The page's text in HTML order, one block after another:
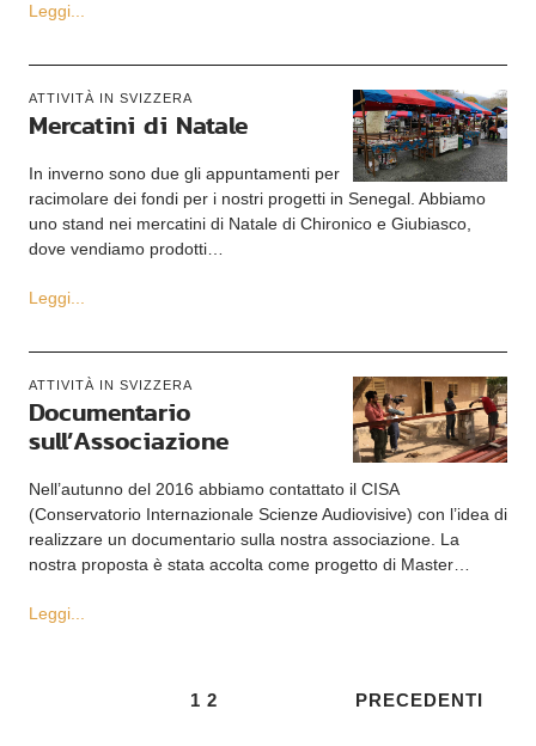
Leggi...
ATTIVITÀ IN SVIZZERA
Mercatini di Natale
In inverno sono due gli appuntamenti per
racimolare dei fondi per i nostri progetti in Senegal. Abbiamo
uno stand nei mercatini di Natale di Chironico e Giubiasco,
dove vendiamo prodotti…
Leggi...
ATTIVITÀ IN SVIZZERA
Documentario
sull’Associazione
Nell’autunno del 2016 abbiamo contattato il CISA
(Conservatorio Internazionale Scienze Audiovisive) con l’idea di
realizzare un documentario sulla nostra associazione. La
nostra proposta è stata accolta come progetto di Master…
Leggi...
1 2 PRECEDENTI